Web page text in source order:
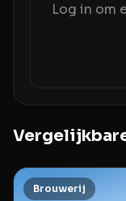
Log in om
Brouwerij